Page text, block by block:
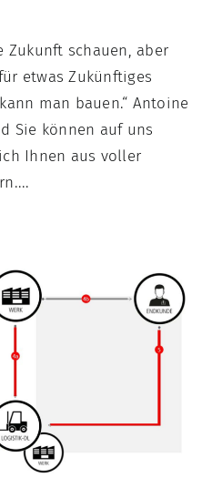
Zukunft schauen, aber
etwas Zukünftiges
man bauen.“ Antoine
Sie können auf uns
Ihnen aus voller